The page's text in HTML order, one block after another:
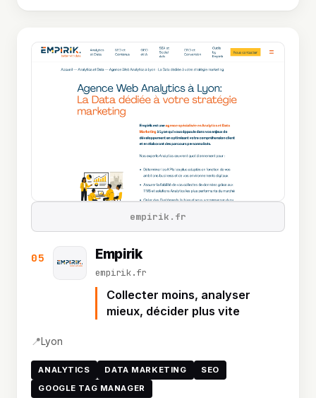
05 Empirik
empirik.fr
Collecter moins, analyser
mieux, décider plus vite
📍Lyon
ANALYTICS DATA MARKETING
SEO
GOOGLE TAG MANAGER
empirik.fr